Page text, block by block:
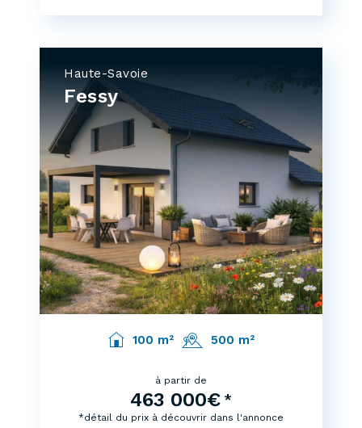
Haute-Savoie
Fessy
100 m² 500 m²
à partir de
463 000€ *
*détail du prix à découvrir dans l'annonce